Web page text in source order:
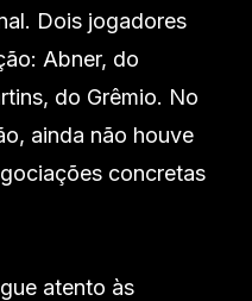
Dois jogadores
Abner, do
do Grêmio. No
ainda não houve
concretas
atento às